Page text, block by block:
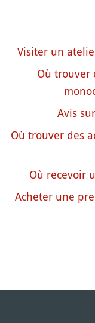
Visiter un
Où trouver
Avis
Où trouver des
Où recevoir
Acheter une